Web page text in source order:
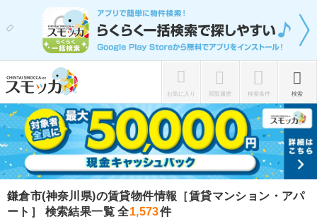
お気に入り 閲覧履歴 検索条件 検索
鎌倉市(神奈川県)の賃貸物件情報［賃貸マンション・アパ
ート］ 検索結果一覧全1,573件